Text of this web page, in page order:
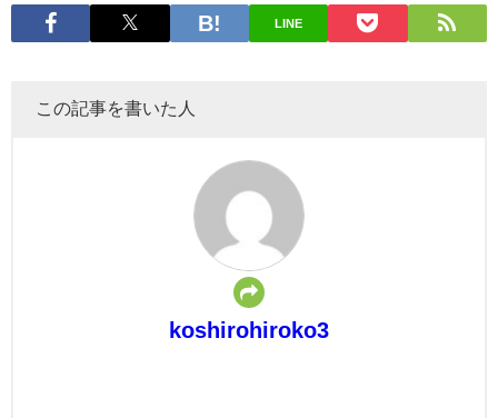
LINE
この記事を書いた人
koshirohiroko3